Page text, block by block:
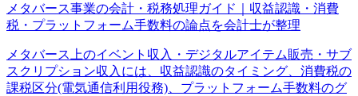
メタバース事業の会計・税務処理ガイド｜収益認識・消費
税・プラットフォーム手数料の論点を会計士が整理
メタバース上のイベント収入・デジタルアイテム販売・サブ
スクリプション収入には、収益認識のタイミング、消費税の
課税区分(電気通信利用役務)、プラットフォーム手数料のグ